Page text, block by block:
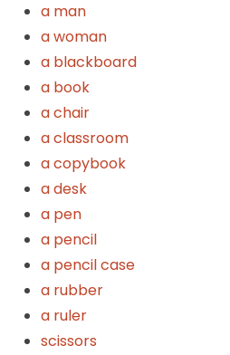
a man
a woman
a blackboard
a book
a chair
a classroom
a copybook
a desk
a pen
a pencil
a pencil case
a rubber
a ruler
scissors